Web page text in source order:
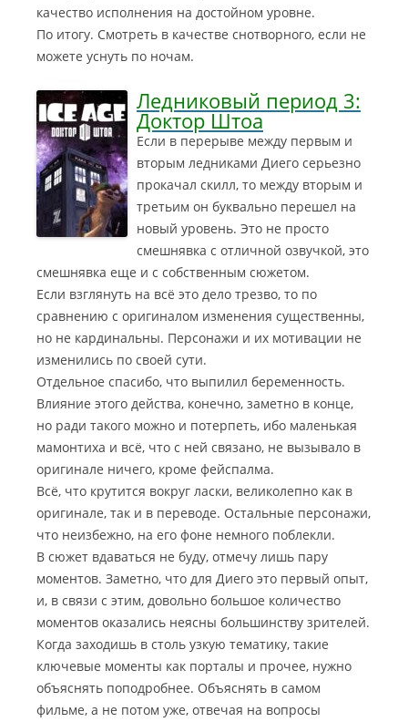
качество исполнения на достойном уровне.
По итогу. Смотреть в качестве снотворного, если не
можете уснуть по ночам.
Ледниковый период 3:
Доктор Штоа
Если в перерыве между первым и
вторым ледниками Диего серьезно
прокачал скилл, то между вторым и
третьим он буквально перешел на
новый уровень. Это не просто
смешнявка с отличной озвучкой, это
смешнявка еще и с собственным сюжетом.
Если взглянуть на всё это дело трезво, то по
сравнению с оригиналом изменения существенны,
но не кардинальны. Персонажи и их мотивации не
изменились по своей сути.
Отдельное спасибо, что выпилил беременность.
Влияние этого действа, конечно, заметно в конце,
но ради такого можно и потерпеть, ибо маленькая
мамонтиха и всё, что с ней связано, не вызывало в
оригинале ничего, кроме фейспалма.
Всё, что крутится вокруг ласки, великолепно как в
оригинале, так и в переводе. Остальные персонажи,
что неизбежно, на его фоне немного поблекли.
В сюжет вдаваться не буду, отмечу лишь пару
моментов. Заметно, что для Диего это первый опыт,
и, в связи с этим, довольно большое количество
моментов оказались неясны большинству зрителей.
Когда заходишь в столь узкую тематику, такие
ключевые моменты как порталы и прочее, нужно
объяснять поподробнее. Объяснять в самом
фильме, а не потом уже, отвечая на вопросы